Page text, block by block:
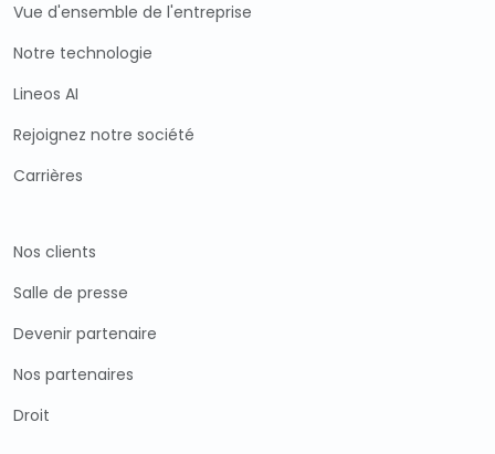
Vue d'ensemble de l'entreprise
Notre technologie
Lineos AI
Rejoignez notre société
Carrières
Nos clients
Salle de presse
Devenir partenaire
Nos partenaires
Droit